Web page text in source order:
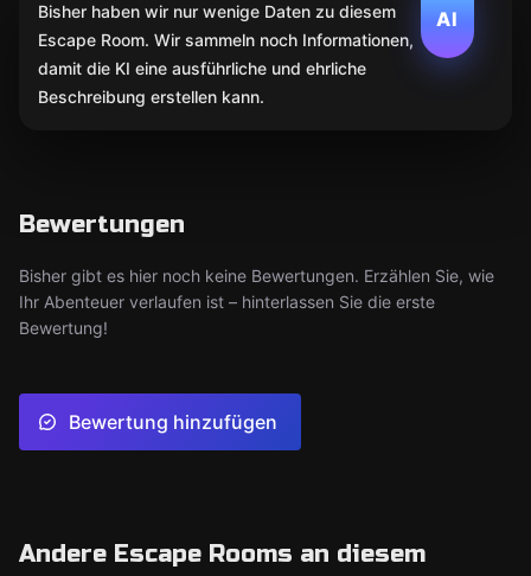
AI
Bisher haben wir nur wenige Daten zu diesem
Escape Room. Wir sammeln noch Informationen,
damit die KI eine ausführliche und ehrliche
Beschreibung erstellen kann.
Bewertungen
Bisher gibt es hier noch keine Bewertungen. Erzählen Sie, wie
Ihr Abenteuer verlaufen ist – hinterlassen Sie die erste
Bewertung!
Bewertung hinzufügen
Andere Escape Rooms an diesem